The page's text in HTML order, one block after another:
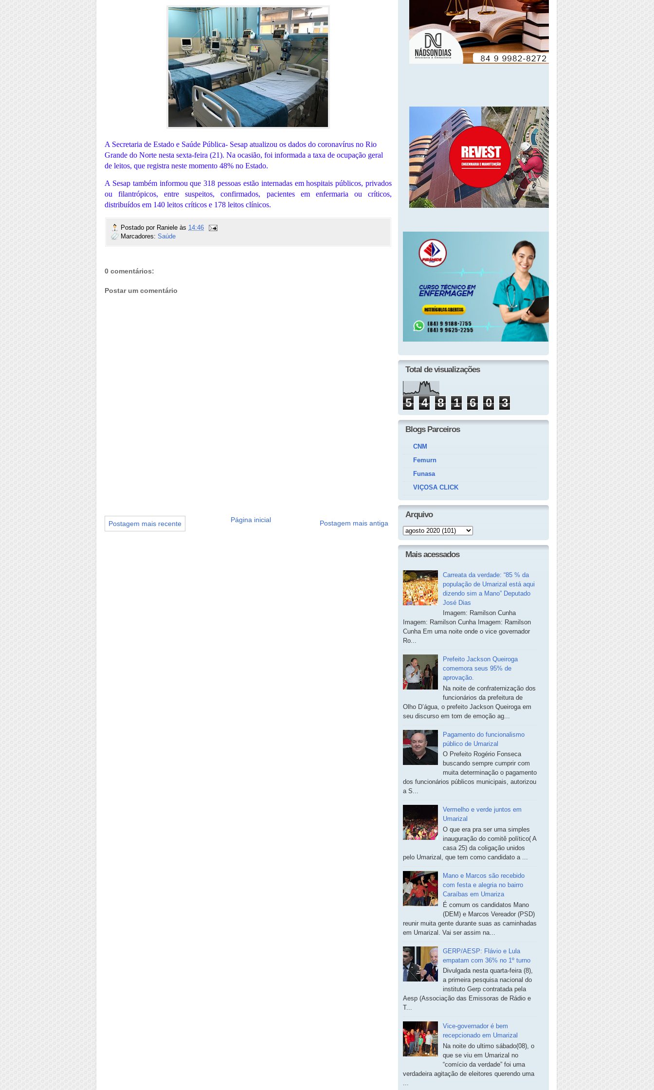
A Secretaria de Estado e Saúde Pública- Sesap atualizou os dados do coronavírus no Rio
Grande do Norte nesta sexta-feira (21). Na ocasião, foi informada a taxa de ocupação geral
de leitos, que registra neste momento 48% no Estado.
A Sesap também informou que 318 pessoas estão internadas em hospitais públicos, privados
ou filantrópicos, entre suspeitos, confirmados, pacientes em enfermaria ou críticos,
distribuídos em 140 leitos críticos e 178 leitos clínicos.
Postado por Raniele às 14:46
Marcadores: Saúde
0 comentários:
Postar um comentário
Postagem mais recente Postagem mais antiga
Página inicial
Total de visualizações
5 4 8 1 6 0 3
Blogs Parceiros
CNM
Femurn
Funasa
VIÇOSA CLICK
Arquivo
Mais acessados
Carreata da verdade: “85 % da
população de Umarizal está aqui
dizendo sim a Mano” Deputado
José Dias
Imagem: Ramilson Cunha
Imagem: Ramilson Cunha Imagem: Ramilson
Cunha Em uma noite onde o vice governador
Ro...
Prefeito Jackson Queiroga
comemora seus 95% de
aprovação.
Na noite de confraternização dos
funcionários da prefeitura de
Olho D’água, o prefeito Jackson Queiroga em
seu discurso em tom de emoção ag...
Pagamento do funcionalismo
público de Umarizal
O Prefeito Rogério Fonseca
buscando sempre cumprir com
muita determinação o pagamento
dos funcionários públicos municipais, autorizou
a S...
Vermelho e verde juntos em
Umarizal
O que era pra ser uma simples
inauguração do comitê político( A
casa 25) da coligação unidos
pelo Umarizal, que tem como candidato a ...
Mano e Marcos são recebido
com festa e alegria no bairro
Caraíbas em Umariza
É comum os candidatos Mano
(DEM) e Marcos Vereador (PSD)
reunir muita gente durante suas as caminhadas
em Umarizal. Vai ser assim na...
GERP/AESP: Flávio e Lula
empatam com 36% no 1º turno
Divulgada nesta quarta-feira (8),
a primeira pesquisa nacional do
instituto Gerp contratada pela
Aesp (Associação das Emissoras de Rádio e
T...
Vice-governador é bem
recepcionado em Umarizal
Na noite do ultimo sábado(08), o
que se viu em Umarizal no
“comício da verdade” foi uma
verdadeira agitação de eleitores querendo uma